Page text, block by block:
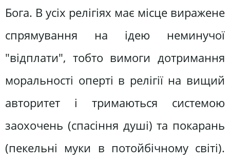
Бога. В усіх релігіях має місце виражене
спрямування на ідею неминучої
"відплати", тобто вимоги дотримання
моральності оперті в релігії на вищий
авторитет і тримаються системою
заохочень (спасіння душі) та покарань
(пекельні муки в потойбічному світі).